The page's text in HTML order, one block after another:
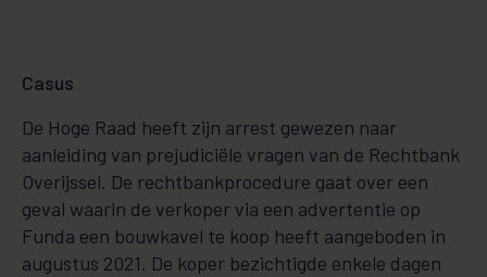
Casus
De Hoge Raad heeft zijn arrest gewezen naar
aanleiding van prejudiciële vragen van de Rechtbank
Overijssel. De rechtbankprocedure gaat over een
geval waarin de verkoper via een advertentie op
Funda een bouwkavel te koop heeft aangeboden in
augustus 2021. De koper bezichtigde enkele dagen